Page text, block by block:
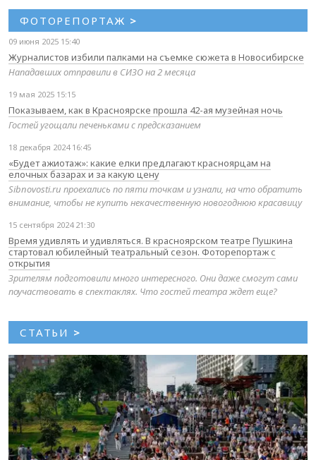
ФОТОРЕПОРТАЖ >
09 июня 2025 15:40
Журналистов избили палками на съемке сюжета в Новосибирске
Нападавших отправили в СИЗО на 2 месяца
19 мая 2025 15:15
Показываем, как в Красноярске прошла 42-ая музейная ночь
Гостей угощали печеньками с предсказанием
18 декабря 2024 16:45
«Будет ажиотаж»: какие елки предлагают красноярцам на
елочных базарах и за какую цену
Sibnovosti.ru проехались по пяти точкам и узнали, на что обратить
внимание, чтобы не купить некачественную новогоднюю красавицу
15 сентября 2024 21:30
Время удивлять и удивляться. В красноярском театре Пушкина
стартовал юбилейный театральный сезон. Фоторепортаж с
открытия
Зрителям подготовили много интересного. Они даже смогут сами
поучаствовать в спектаклях. Что гостей театра ждет еще?
СТАТЬИ >